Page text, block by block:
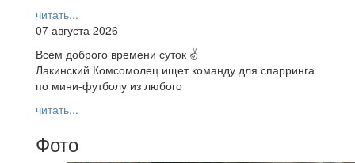
читать...
07 августа 2026
Всем доброго времени суток ✌
Лакинский Комсомолец ищет команду для спарринга
по мини-футболу из любого
читать...
Фото